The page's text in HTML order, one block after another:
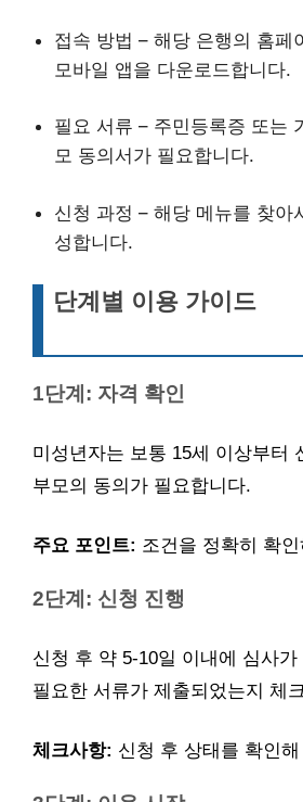
접속 방법 – 해당 은행의 홈페
모바일 앱을 다운로드합니다.
필요 서류 – 주민등록증 또는
모 동의서가 필요합니다.
신청 과정 – 해당 메뉴를 찾아
성합니다.
단계별 이용 가이드
1단계: 자격 확인
미성년자는 보통 15세 이상부터
부모의 동의가 필요합니다.
주요 포인트: 조건을 정확히 확
2단계: 신청 진행
신청 후 약 5-10일 이내에 심사가
필요한 서류가 제출되었는지 체
체크사항: 신청 후 상태를 확인